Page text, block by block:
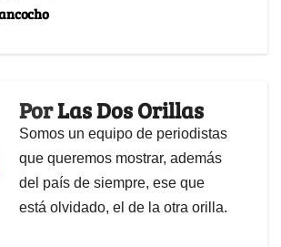
PorLas Dos Orillas
Somos un equipo de periodistas
que queremos mostrar, además
del país de siempre, ese que
está olvidado, el de la otra orilla.